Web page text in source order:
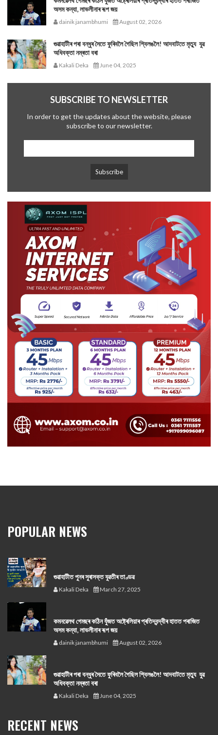
অসম কন্যা, লাভলীনাৰ ৰূপ জয়
dainik janambhumi August 02, 2026
গুৱাহাটীৰ পৰা বন্ধুৰ সৈতে ফুৰিবলৈ গৈছিল শ্বিলঙলৈ! আদবাটতে মৃত্যু যুৱ
অধিবক্তা নম্ৰতা বৰা
Kakali Deka June 04, 2025
SUBSCRIBE TO NEWSLETTER
In order to get the updates about the website, please
subscribe to our newsletter.
POPULAR NEWS
গুৱাহাটীত পুনৰ সুৰাসক্ত যুৱতীৰ তাণ্ডৱ
Kakali Deka March 27, 2025
কমনৱেলথ গেমছৰ কঠিন যুঁজত অষ্ট্ৰেলিয়াৰ প্ৰতিদ্বন্দ্বীৰ হাতত পৰাজিত
অসম কন্যা, লাভলীনাৰ ৰূপ জয়
dainik janambhumi August 02, 2026
গুৱাহাটীৰ পৰা বন্ধুৰ সৈতে ফুৰিবলৈ গৈছিল শ্বিলঙলৈ! আদবাটতে মৃত্যু যুৱ
অধিবক্তা নম্ৰতা বৰা
Kakali Deka June 04, 2025
RECENT NEWS